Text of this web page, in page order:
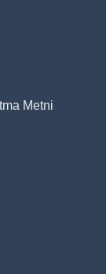
Metni